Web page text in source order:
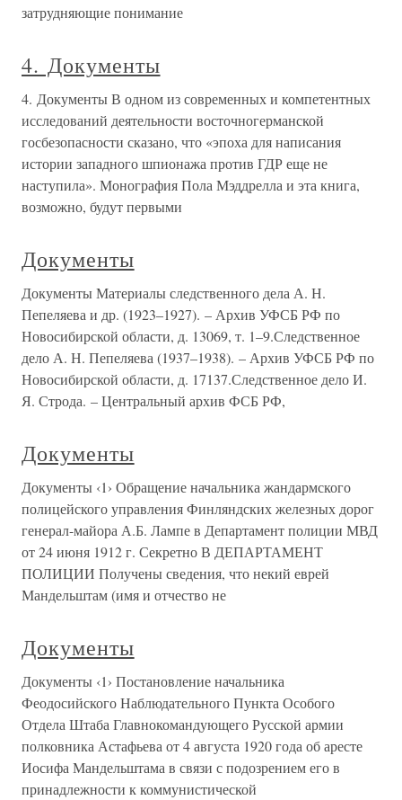
затрудняющие понимание
4. Документы
4. Документы В одном из современных и компетентных
исследований деятельности восточногерманской
госбезопасности сказано, что «эпоха для написания
истории западного шпионажа против ГДР еще не
наступила». Монография Пола Мэддрелла и эта книга,
возможно, будут первыми
Документы
Документы Материалы следственного дела А. Н.
Пепеляева и др. (1923–1927). – Архив УФСБ РФ по
Новосибирской области, д. 13069, т. 1–9.Следственное
дело А. Н. Пепеляева (1937–1938). – Архив УФСБ РФ по
Новосибирской области, д. 17137.Следственное дело И.
Я. Строда. – Центральный архив ФСБ РФ,
Документы
Документы ‹1› Обращение начальника жандармского
полицейского управления Финляндских железных дорог
генерал-майора А.Б. Лампе в Департамент полиции МВД
от 24 июня 1912 г. Секретно В ДЕПАРТАМЕНТ
ПОЛИЦИИ Получены сведения, что некий еврей
Мандельштам (имя и отчество не
Документы
Документы ‹1› Постановление начальника
Феодосийского Наблюдательного Пункта Особого
Отдела Штаба Главнокомандующего Русской армии
полковника Астафьева от 4 августа 1920 года об аресте
Иосифа Мандельштама в связи с подозрением его в
принадлежности к коммунистической